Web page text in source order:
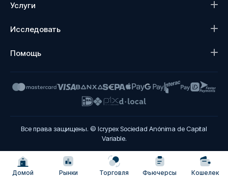
Домой Рынки Торговля Фьючерсы Кошелек
Услуги
Исследовать
Помощь
Все права защищены. © Icrypex Sociedad Anónima de Capital
Variable.